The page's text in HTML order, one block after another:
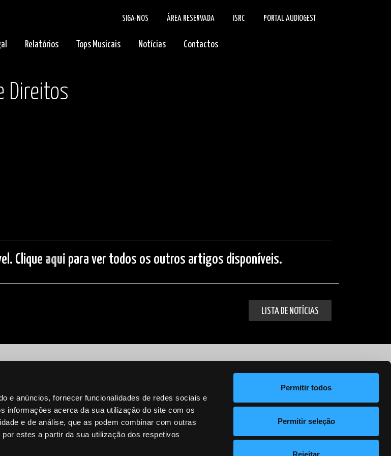
e anúncios, fornecer funcionalidades de redes sociais e
informações acerca da sua utilização do site com os
e de análise, que as podem combinar com outras
estes a partir da sua utilização dos respetivos
Permitir todos
Permitir seleção
Rejeitar
SIGA-NOS ÁREA RESERVADA ISRC PORTAL AUDIOGEST
Relatórios Tops Musicais Notícias Contactos
Direitos
Clique aqui para ver todos os outros artigos disponíveis.
LISTA DE NOTÍCIAS